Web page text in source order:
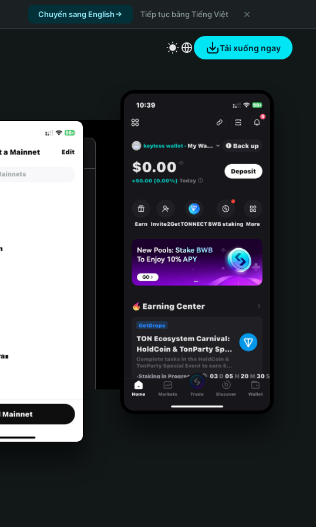
Chuyển sang English Tiếp tục bằng Tiếng Việt
Tải xuống ngay